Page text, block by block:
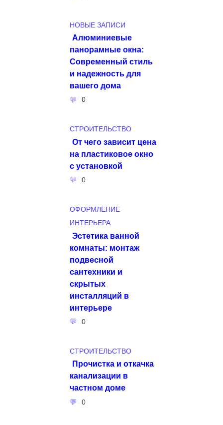
НОВЫЕ ЗАПИСИ
Алюминиевые
панорамные окна:
Современный стиль
и надежность для
вашего дома
0
СТРОИТЕЛЬСТВО
От чего зависит цена
на пластиковое окно
с установкой
0
ОФОРМЛЕНИЕ
ИНТЕРЬЕРА
Эстетика ванной
комнаты: монтаж
подвесной
сантехники и
скрытых
инсталляций в
интерьере
0
СТРОИТЕЛЬСТВО
Прочистка и откачка
канализации в
частном доме
0